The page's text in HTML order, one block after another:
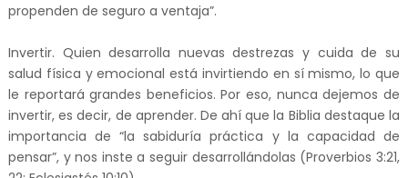
propenden de seguro a ventaja”.
Invertir. Quien desarrolla nuevas destrezas y cuida de su
salud física y emocional está invirtiendo en sí mismo, lo que
le reportará grandes beneficios. Por eso, nunca dejemos de
invertir, es decir, de aprender. De ahí que la Biblia destaque la
importancia de “la sabiduría práctica y la capacidad de
pensar”, y nos inste a seguir desarrollándolas (Proverbios 3:21,